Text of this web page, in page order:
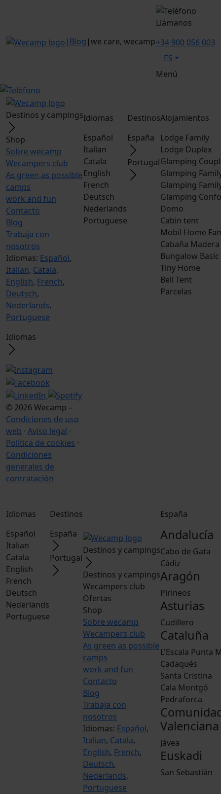
| Blog |we care, wecamp
Llámanos
+34 900 056 003
ES
Menú
Destinos y campings
Shop
Sobre wecamp
Wecampers club
As green as possible
camps
work and fun
Contacto
Blog
Trabaja con
nosotros
Idiomas: Español,
Italian, Catala,
English, French,
Deutsch,
Nederlands,
Portuguese
Idiomas
© 2026 Wecamp –
Condiciones de uso
web · Aviso legal ·
Política de cookies ·
Condiciones
generales de
contratación
Idiomas
Español
Italian
Catala
English
French
Deutsch
Nederlands
Portuguese
Destinos
España
Portugal
Alojamientos
Lodge Family
Lodge Duplex
Glamping
Glamping
Glamping
Glamping
Domo
Cabin tent
Mobil Home
Cabaña Madera
Bungalow Basic
Tiny Home
Bell Tent
Parcelas
Idiomas
Español
Italian
Catala
English
French
Deutsch
Nederlands
Portuguese
Destinos
España
Portugal
Destinos y campings
Destinos y campings
Wecampers club
Ofertas
Shop
Sobre wecamp
Wecampers club
As green as possible
camps
work and fun
Contacto
Blog
Trabaja con
nosotros
Idiomas: Español,
Italian, Catala,
English, French,
Deutsch,
Nederlands,
Portuguese
España
Andalucía
Cabo de Gata
Cádiz
Aragón
Pirineos
Asturias
Cudillero
Cataluña
L'Escala Punta
Cadaqués
Santa Cristina
Cala Montgó
Pedraforca
Valenciana
Jávea
Euskadi
San Sebastián